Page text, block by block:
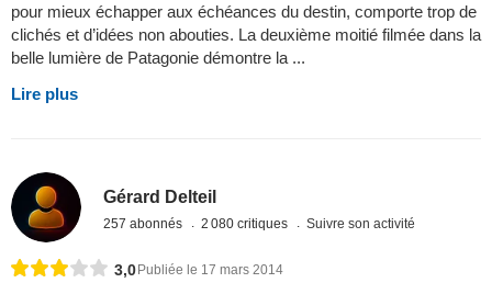
pour mieux échapper aux échéances du destin, comporte trop de
clichés et d’idées non abouties. La deuxième moitié filmée dans la
belle lumière de Patagonie démontre la ...
Lire plus
Gérard Delteil
257 abonnés 2 080 critiques Suivre son activité
3,0Publiée le 17 mars 2014